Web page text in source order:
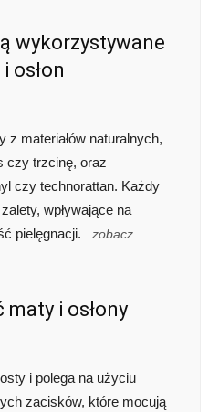
wykorzystywane
osłon
z materiałów naturalnych,
czy trzcinę, oraz
czy technorattan. Każdy
wpływające na
pielęgnacji.
zobacz
i osłony
i polega na użyciu
zacisków, które mocują